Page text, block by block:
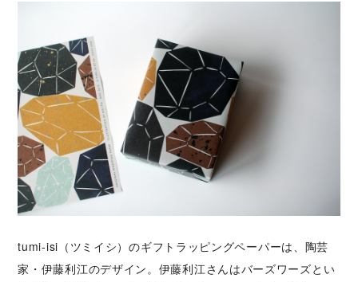
tumi-isi（ツミイシ）のギフトラッピングペーパーは、陶芸
家・伊藤利江のデザイン。伊藤利江さんはバーズワーズとい